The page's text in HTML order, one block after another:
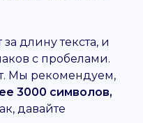
длину текста, и
с пробелами.
Мы рекомендуем,
3000 символов,
давайте